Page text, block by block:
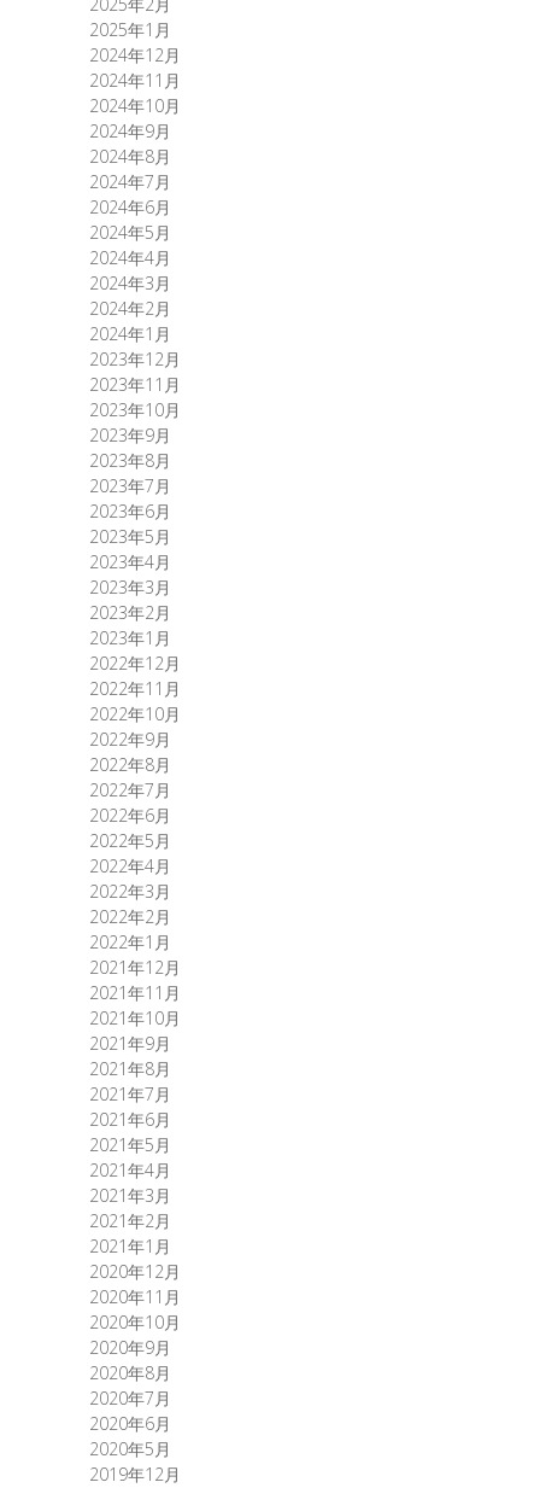
2025年1月
2024年12月
2024年11月
2024年10月
2024年9月
2024年8月
2024年7月
2024年6月
2024年5月
2024年4月
2024年3月
2024年2月
2024年1月
2023年12月
2023年11月
2023年10月
2023年9月
2023年8月
2023年7月
2023年6月
2023年5月
2023年4月
2023年3月
2023年2月
2023年1月
2022年12月
2022年11月
2022年10月
2022年9月
2022年8月
2022年7月
2022年6月
2022年5月
2022年4月
2022年3月
2022年2月
2022年1月
2021年12月
2021年11月
2021年10月
2021年9月
2021年8月
2021年7月
2021年6月
2021年5月
2021年4月
2021年3月
2021年2月
2021年1月
2020年12月
2020年11月
2020年10月
2020年9月
2020年8月
2020年7月
2020年6月
2020年5月
2019年12月